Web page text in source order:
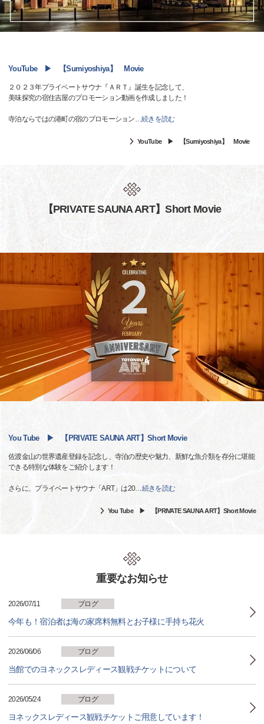
YouTube ▶ 【Sumiyoshiya】 Movie
２０２３年プライベートサウナ『ＡＲＴ』誕生を記念して、
美味探究の宿住吉屋のプロモーション動画を作成しました！
寺泊ならではの港町の宿のブロモーション…続きを読む
YouTube ▶ 【Sumiyoshiya】 Movie
【PRIVATE SAUNA ART】Short Movie
You Tube ▶ 【PRIVATE SAUNA ART】Short Movie
佐渡金山の世界遺産登録を記念し、寺泊の歴史や魅力、新鮮な魚介類を存分に堪能
できる特別な体験をご紹介します！
さらに、プライベートサウナ「ART」は20…続きを読む
You Tube ▶ 【PRIVATE SAUNA ART】Short Movie
重要なお知らせ
2026/07/11 ブログ
今年も！宿泊者は海の家席料無料とお子様に手持ち花火
2026/06/06 ブログ
当館でのヨネックスレディース観戦チケットについて
2026/05/24 ブログ
ヨネックスレディース観戦チケットご用意しています！